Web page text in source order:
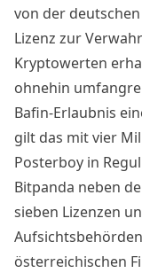
von der
Lizenz zur
Kryptowerten
ohnehin
Bafin-Erlaubnis
gilt das mit vier
Posterboy in
Bitpanda neben
sieben Lizenzen
österreichischen